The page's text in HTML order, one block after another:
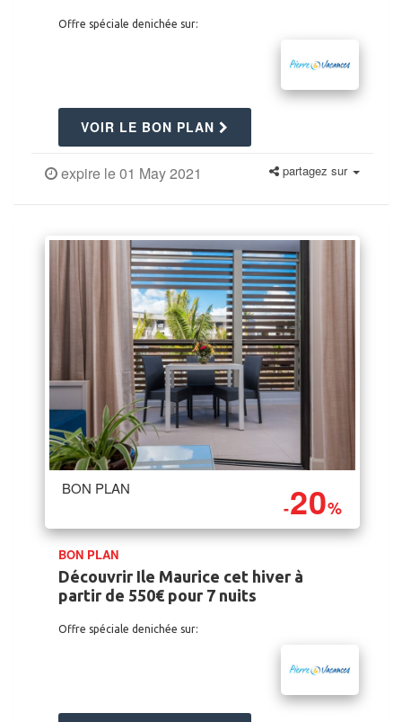
Offre spéciale denichée sur:
VOIR LE BON PLAN
expire le 01 May 2021 partagez sur
BON PLAN
-20%
BON PLAN
Découvrir Ile Maurice cet hiver à
partir de 550€ pour 7 nuits
Offre spéciale denichée sur: